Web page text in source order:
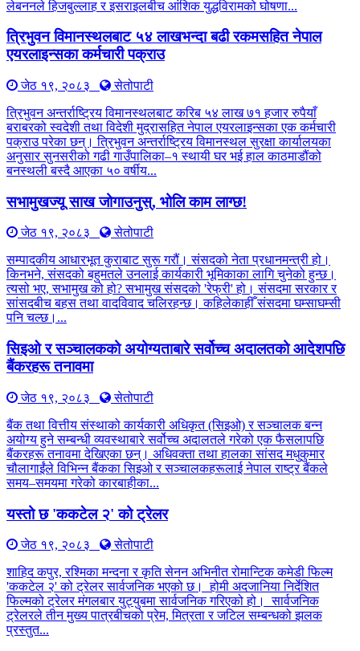
लेबननले हिजबुल्लाह र इसराइलबीच आंशिक युद्धविरामको घोषणा...
त्रिभुवन विमानस्थलबाट ५४ लाखभन्दा बढी रकमसहित नेपाल
एयरलाइन्सका कर्मचारी पक्राउ
जेठ १९, २०८३
सेतोपाटी
त्रिभुवन अन्तर्राष्ट्रिय विमानस्थलबाट करिब ५४ लाख ७१ हजार रुपैयाँ
बराबरको स्वदेशी तथा विदेशी मुद्रासहित नेपाल एयरलाइन्सका एक कर्मचारी
पक्राउ परेका छन्। त्रिभुवन अन्तर्राष्ट्रिय विमानस्थल सुरक्षा कार्यालयका
अनुसार सुनसरीको गढी गाउँपालिका–१ स्थायी घर भई हाल काठमाडौंको
बनस्थली बस्दै आएका ५० वर्षीय...
सभामुखज्यू साख जोगाउनुस्, भोलि काम लाग्छ!
जेठ १९, २०८३
सेतोपाटी
सम्पादकीय आधारभूत कुराबाट सुरू गरौं। संसदको नेता प्रधानमन्त्री हो।
किनभने, संसदको बहुमतले उनलाई कार्यकारी भूमिकाका लागि चुनेको हुन्छ।
त्यसो भए, सभामुख को हो? सभामुख संसदको 'रेफ्री' हो। संसदमा सरकार र
सांसदबीच बहस तथा वादविवाद चलिरहन्छ। कहिलेकाहीँ संसदमा घम्साघम्सी
पनि चल्छ।...
सिइओ र सञ्चालकको अयोग्यताबारे सर्वोच्च अदालतको आदेशपछि
बैंकरहरू तनावमा
जेठ १९, २०८३
सेतोपाटी
बैंक तथा वित्तीय संस्थाको कार्यकारी अधिकृत (सिइओ) र सञ्चालक बन्न
अयोग्य हुने सम्बन्धी व्यवस्थाबारे सर्वोच्च अदालतले गरेको एक फैसलापछि
बैंकरहरू तनावमा देखिएका छन्। अधिवक्ता तथा हालका सांसद मधुकुमार
चौलागाईंले विभिन्न बैंकका सिइओ र सञ्चालकहरूलाई नेपाल राष्ट्र बैंकले
समय–समयमा गरेको कारबाहीका...
यस्तो छ 'ककटेल २' को ट्रेलर
जेठ १९, २०८३
सेतोपाटी
शाहिद कपुर, रश्मिका मन्दना र कृति सेनन अभिनीत रोमान्टिक कमेडी फिल्म
'ककटेल २' को ट्रेलर सार्वजनिक भएको छ। होमी अदजानिया निर्देशित
फिल्मको ट्रेलर मंगलबार युट्युबमा सार्वजनिक गरिएको हो। सार्वजनिक
ट्रेलरले तीन मुख्य पात्रबीचको प्रेम, मित्रता र जटिल सम्बन्धको झलक
प्रस्तुत...